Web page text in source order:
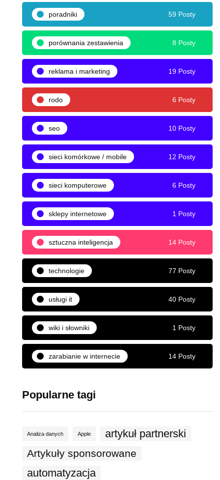
poradniki 59 Posty
porównania zestawienia 8 Posty
reklama i marketing 19 Posty
rodo 6 Posty
seo 10 Posty
sieci komórkowe / mobile 12 Posty
sieci komputerowe 6 Posty
sklepy internetowe 1 Posty
sztuczna inteligencja 14 Posty
technologie 77 Posty
usługi it 40 Posty
wiki i słowniki 1 Posty
zarabianie w internecie 14 Posty
Popularne tagi
Analiza danych Apple artykuł partnerski
Artykuły sponsorowane
automatyzacja